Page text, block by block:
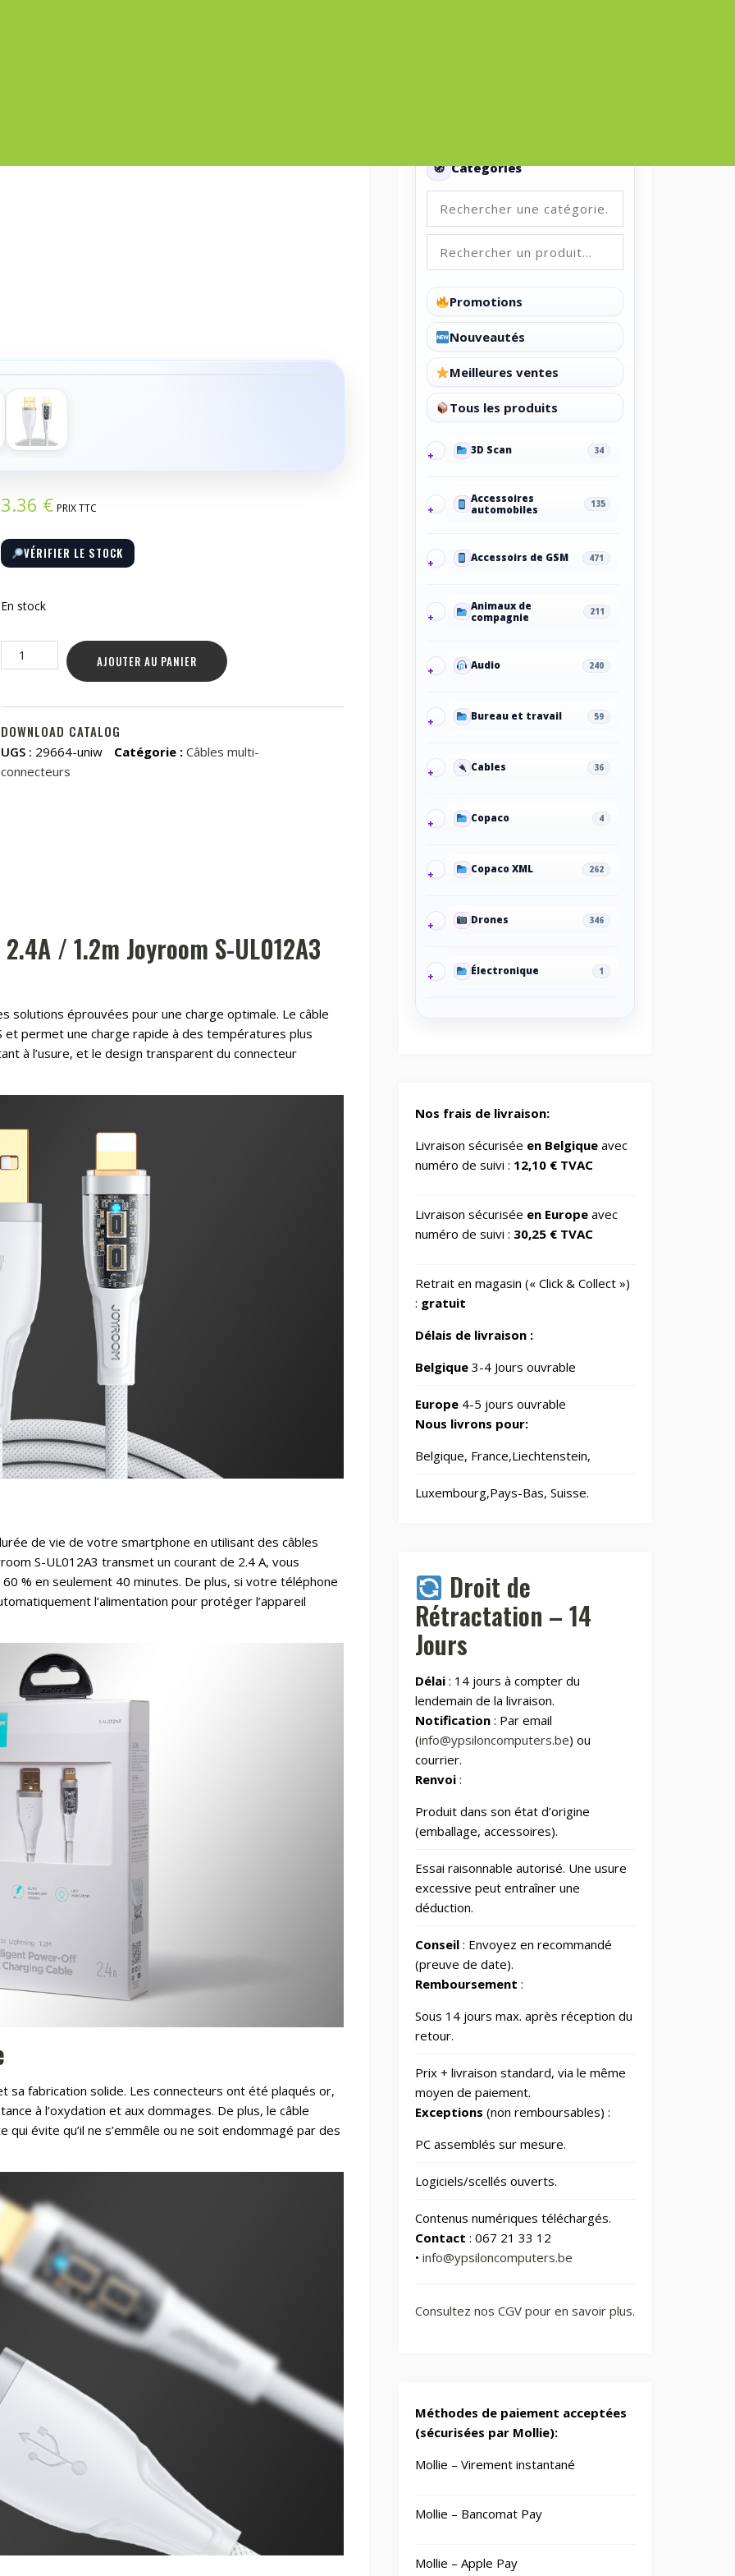
3.36 € PRIX TTC
VÉRIFIER LE STOCK
En stock
quantité
de
vers
USB-
A
/
(blanc)
AJOUTER AU PANIER
DOWNLOAD CATALOG
UGS : 29664-uniw Catégorie : Câbles multi-
connecteurs
/ 1.2m Joyroom S-UL012A3
solutions éprouvées pour une charge optimale. Le câble
permet une charge rapide à des températures plus
à l’usure, et le design transparent du connecteur
de vie de votre smartphone en utilisant des câbles
S-UL012A3 transmet un courant de 2.4 A, vous
% en seulement 40 minutes. De plus, si votre téléphone
l’alimentation pour protéger l’appareil
sa fabrication solide. Les connecteurs ont été plaqués or,
à l’oxydation et aux dommages. De plus, le câble
évite qu’il ne s’emmêle ou ne soit endommagé par des
Catégories
Promotions
Nouveautés
Meilleures ventes
Tous les produits
3D Scan 34
Accessoires
automobiles
135
Accessoirs de GSM 471
Animaux de
compagnie
211
Audio 240
Bureau et travail 59
Cables 36
Copaco 4
Copaco XML 262
Drones 346
Électronique 1
protectors/For
smartwatches
IT Accessories/Monitor
Jardin
Maison & Cuisine
Maman et bébé
Montres & Rings 100
Photos et Caméras
Santé et beauté 64
Smart
fixtures
Sports & Loisirs 182
Nos frais de livraison:
Livraison sécurisée en Belgiqueavec
numéro de suivi : 12,10 € TVAC
Livraison sécurisée en Europeavec
numéro de suivi : 30,25 € TVAC
Retrait en magasin (« Click & Collect »)
: gratuit
Délais de livraison :
Belgique3-4 Jours ouvrable
Europe4-5 jours ouvrable
Nous livrons pour:
Belgique, France,Liechtenstein,
Luxembourg,Pays-Bas, Suisse.
Droit de
Rétractation – 14
Jours
Délai: 14 jours à compter du
lendemain de la livraison.
Notification: Par email
(info@ypsiloncomputers.be) ou
courrier.
Renvoi:
Produit dans son état d’origine
(emballage, accessoires).
Essai raisonnable autorisé. Une usure
excessive peut entraîner une
déduction.
Conseil: Envoyez en recommandé
(preuve de date).
Remboursement :
Sous 14 jours max. après réception du
retour.
Prix + livraison standard, via le même
moyen de paiement.
Exceptions (non remboursables) :
PC assemblés sur mesure.
Logiciels/scellés ouverts.
Contenus numériques téléchargés.
Contact : 067 21 33 12
• info@ypsiloncomputers.be
Consultez nos CGV pour en savoir plus.
Méthodes de paiement acceptées
(sécurisées par Mollie):
Mollie – Virement instantané
Mollie – Bancomat Pay
Mollie – Apple Pay